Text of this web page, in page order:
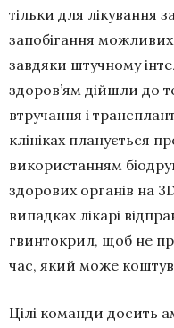
тільки для лікування
запобігання
завдяки штучному
здоров’ям дійшли до
втручання і
клініках планується
використанням
здорових органів на
випадках лікарі
гвинтокрил, щоб не
час, який може
Цілі команди досить